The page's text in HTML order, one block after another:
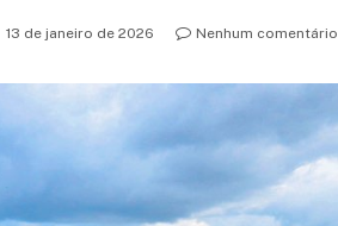
13 de janeiro de 2026 Nenhum comentário